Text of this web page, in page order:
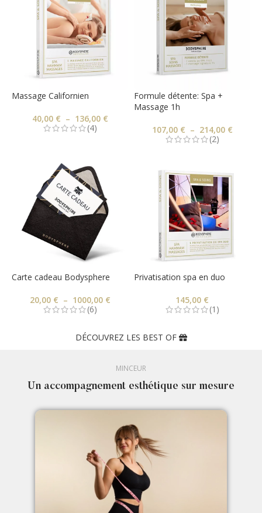
Massage Californien
40,00 € – 136,00 €
(4)
Formule détente: Spa +
Massage 1h
107,00 € – 214,00 €
(2)
Carte cadeau Bodysphere
20,00 € – 1000,00 €
(6)
Privatisation spa en duo
145,00 €
(1)
DÉCOUVREZ LES BEST OF
MINCEUR
Un accompagnement esthétique sur mesure